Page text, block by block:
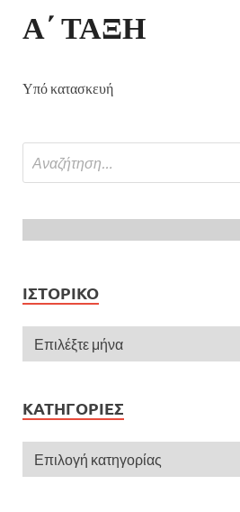
Α΄ ΤΑΞΗ
Υπό κατασκευή
ΙΣΤΟΡΙΚΌ
KΑΤΗΓΟΡΊΕΣ